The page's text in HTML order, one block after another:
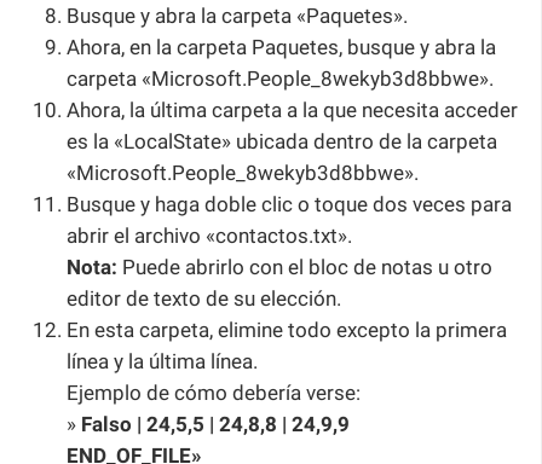
Busque y abra la carpeta «Paquetes».
Ahora, en la carpeta Paquetes, busque y abra la
carpeta «Microsoft.People_8wekyb3d8bbwe».
Ahora, la última carpeta a la que necesita acceder
es la «LocalState» ubicada dentro de la carpeta
«Microsoft.People_8wekyb3d8bbwe».
Busque y haga doble clic o toque dos veces para
abrir el archivo «contactos.txt».
Nota: Puede abrirlo con el bloc de notas u otro
editor de texto de su elección.
En esta carpeta, elimine todo excepto la primera
línea y la última línea.
Ejemplo de cómo debería verse:
» Falso | 24,5,5 | 24,8,8 | 24,9,9
END_OF_FILE»